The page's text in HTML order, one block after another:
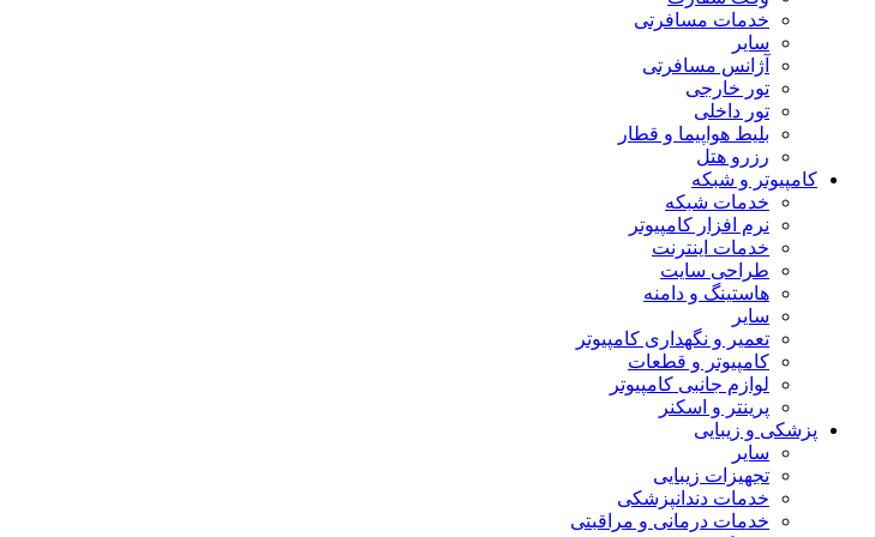
خدمات مسافرتی
سایر
آژانس مسافرتی
تور خارجی
تور داخلی
بلیط هواپیما و قطار
رزرو هتل
کامپیوتر و شبکه
خدمات شبکه
نرم افزار کامپیوتر
خدمات اینترنت
طراحی سایت
هاستینگ و دامنه
سایر
تعمیر و نگهداری کامپیوتر
کامپیوتر و قطعات
لوازم جانبی کامپیوتر
پرینتر و اسکنر
پزشکی و زیبایی
سایر
تجهیزات زیبایی
خدمات دندانپزشکی
خدمات درمانی و مراقبتی